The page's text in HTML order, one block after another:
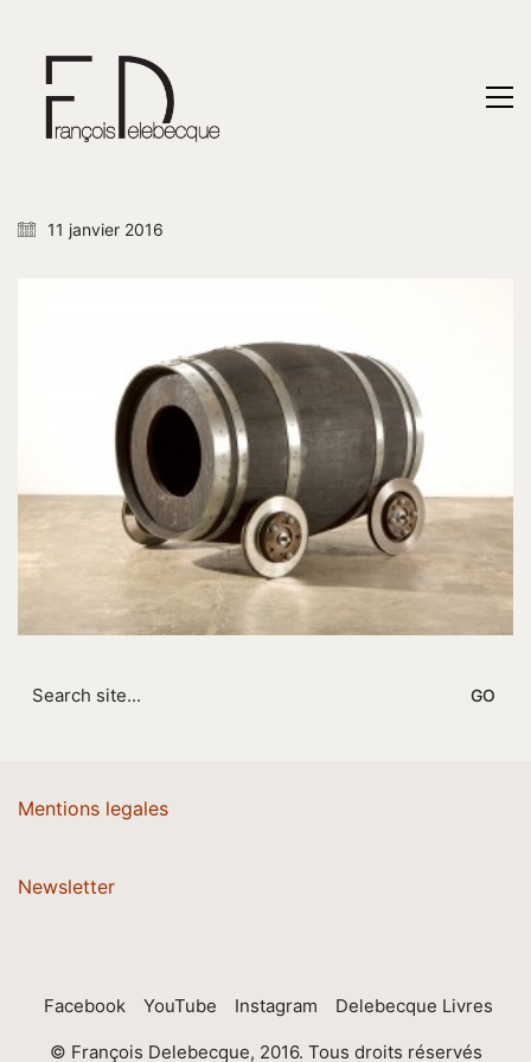
11 janvier 2016
for:
Mentions legales
Newsletter
Facebook YouTube Instagram Delebecque Livres
© François Delebecque, 2016. Tous droits réservés